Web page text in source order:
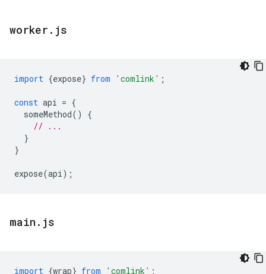
worker . js
import {expose} from 'comlink' ;
const api = {
someMethod()
{
// ...
}
}
expose(api);
main . js
import {wrap} from 'comlink' ;